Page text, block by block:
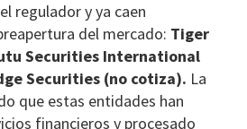
regulador y ya caen
del mercado: Tiger
Securities International
Securities (no cotiza). La
que estas entidades han
financieros y procesado